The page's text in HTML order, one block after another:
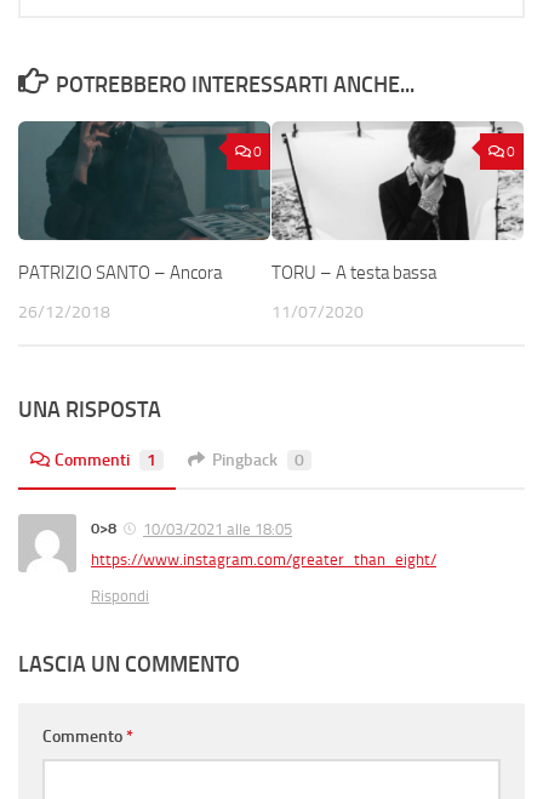
POTREBBERO INTERESSARTI ANCHE...
0
PATRIZIO SANTO – Ancora
26/12/2018
0
TORU – A testa bassa
11/07/2020
UNA RISPOSTA
Commenti 1 Pingback 0
0>8
10/03/2021 alle 18:05
https://www.instagram.com/greater_than_eight/
Rispondi
LASCIA UN COMMENTO
Commento*